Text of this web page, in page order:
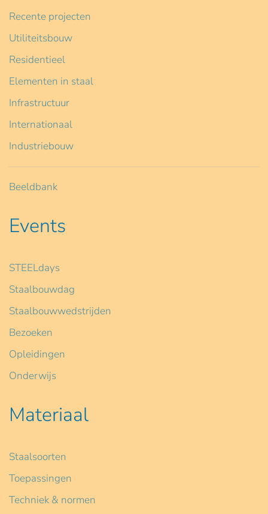
Recente projecten
Utiliteitsbouw
Residentieel
Elementen in staal
Infrastructuur
Internationaal
Industriebouw
Beeldbank
Events
STEELdays
Staalbouwdag
Staalbouwwedstrijden
Bezoeken
Opleidingen
Onderwijs
Materiaal
Staalsoorten
Toepassingen
Techniek & normen